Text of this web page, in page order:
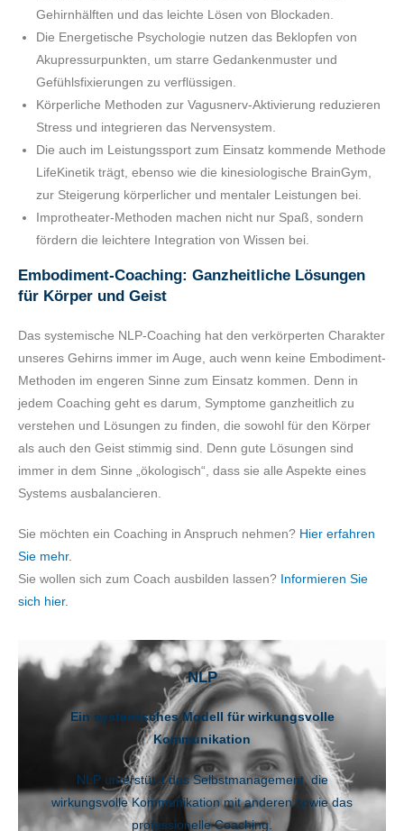
Gehirnhälften und das leichte Lösen von Blockaden.
Die Energetische Psychologie nutzen das Beklopfen von
Akupressurpunkten, um starre Gedankenmuster und
Gefühlsfixierungen zu verflüssigen.
Körperliche Methoden zur Vagusnerv-Aktivierung reduzieren
Stress und integrieren das Nervensystem.
Die auch im Leistungssport zum Einsatz kommende Methode
LifeKinetik trägt, ebenso wie die kinesiologische BrainGym,
zur Steigerung körperlicher und mentaler Leistungen bei.
Improtheater-Methoden machen nicht nur Spaß, sondern
fördern die leichtere Integration von Wissen bei.
Embodiment-Coaching: Ganzheitliche Lösungen
für Körper und Geist
Das systemische NLP-Coaching hat den verkörperten Charakter
unseres Gehirns immer im Auge, auch wenn keine Embodiment-
Methoden im engeren Sinne zum Einsatz kommen. Denn in
jedem Coaching geht es darum, Symptome ganzheitlich zu
verstehen und Lösungen zu finden, die sowohl für den Körper
als auch den Geist stimmig sind. Denn gute Lösungen sind
immer in dem Sinne „ökologisch“, dass sie alle Aspekte eines
Systems ausbalancieren.
Sie möchten ein Coaching in Anspruch nehmen? Hier erfahren
Sie mehr.
Sie wollen sich zum Coach ausbilden lassen? Informieren Sie
sich hier.
NLP
Ein systemisches Modell für wirkungsvolle
Kommunikation
NLP unterstützt das Selbstmanagement, die
wirkungsvolle Kommunikation mit anderen sowie das
professionelle Coaching.